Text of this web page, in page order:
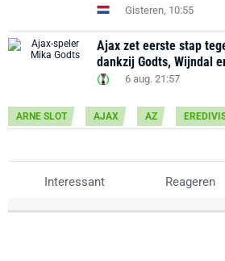
Gisteren, 10:55
Ajax zet eerste stap
dankzij Godts, Wijndal
6 aug. 21:57
ARNE SLOT AJAX AZ
Interessant Reageren